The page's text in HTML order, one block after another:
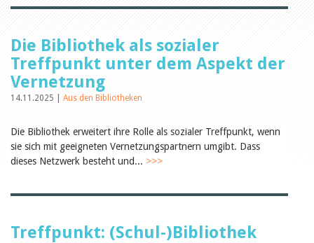
Tags
Aus- und Weiterbildung
Veranstaltungen
Kinder- und Jugendmedien
Bibliothek und Schule
Jugendliche
Einmalige Beiträge
Bibliotheksangebote
Unterstützungsbeiträge
Alle Tags
Die Bibliothek als sozialer
Treffpunkt unter dem Aspekt der
Vernetzung
14.11.2025 | Aus den Bibliotheken
Die Bibliothek erweitert ihre Rolle als sozialer Treffpunkt, wenn
sie sich mit geeigneten Vernetzungspartnern umgibt. Dass
dieses Netzwerk besteht und... >>>
Treffpunkt: (Schul-)Bibliothek